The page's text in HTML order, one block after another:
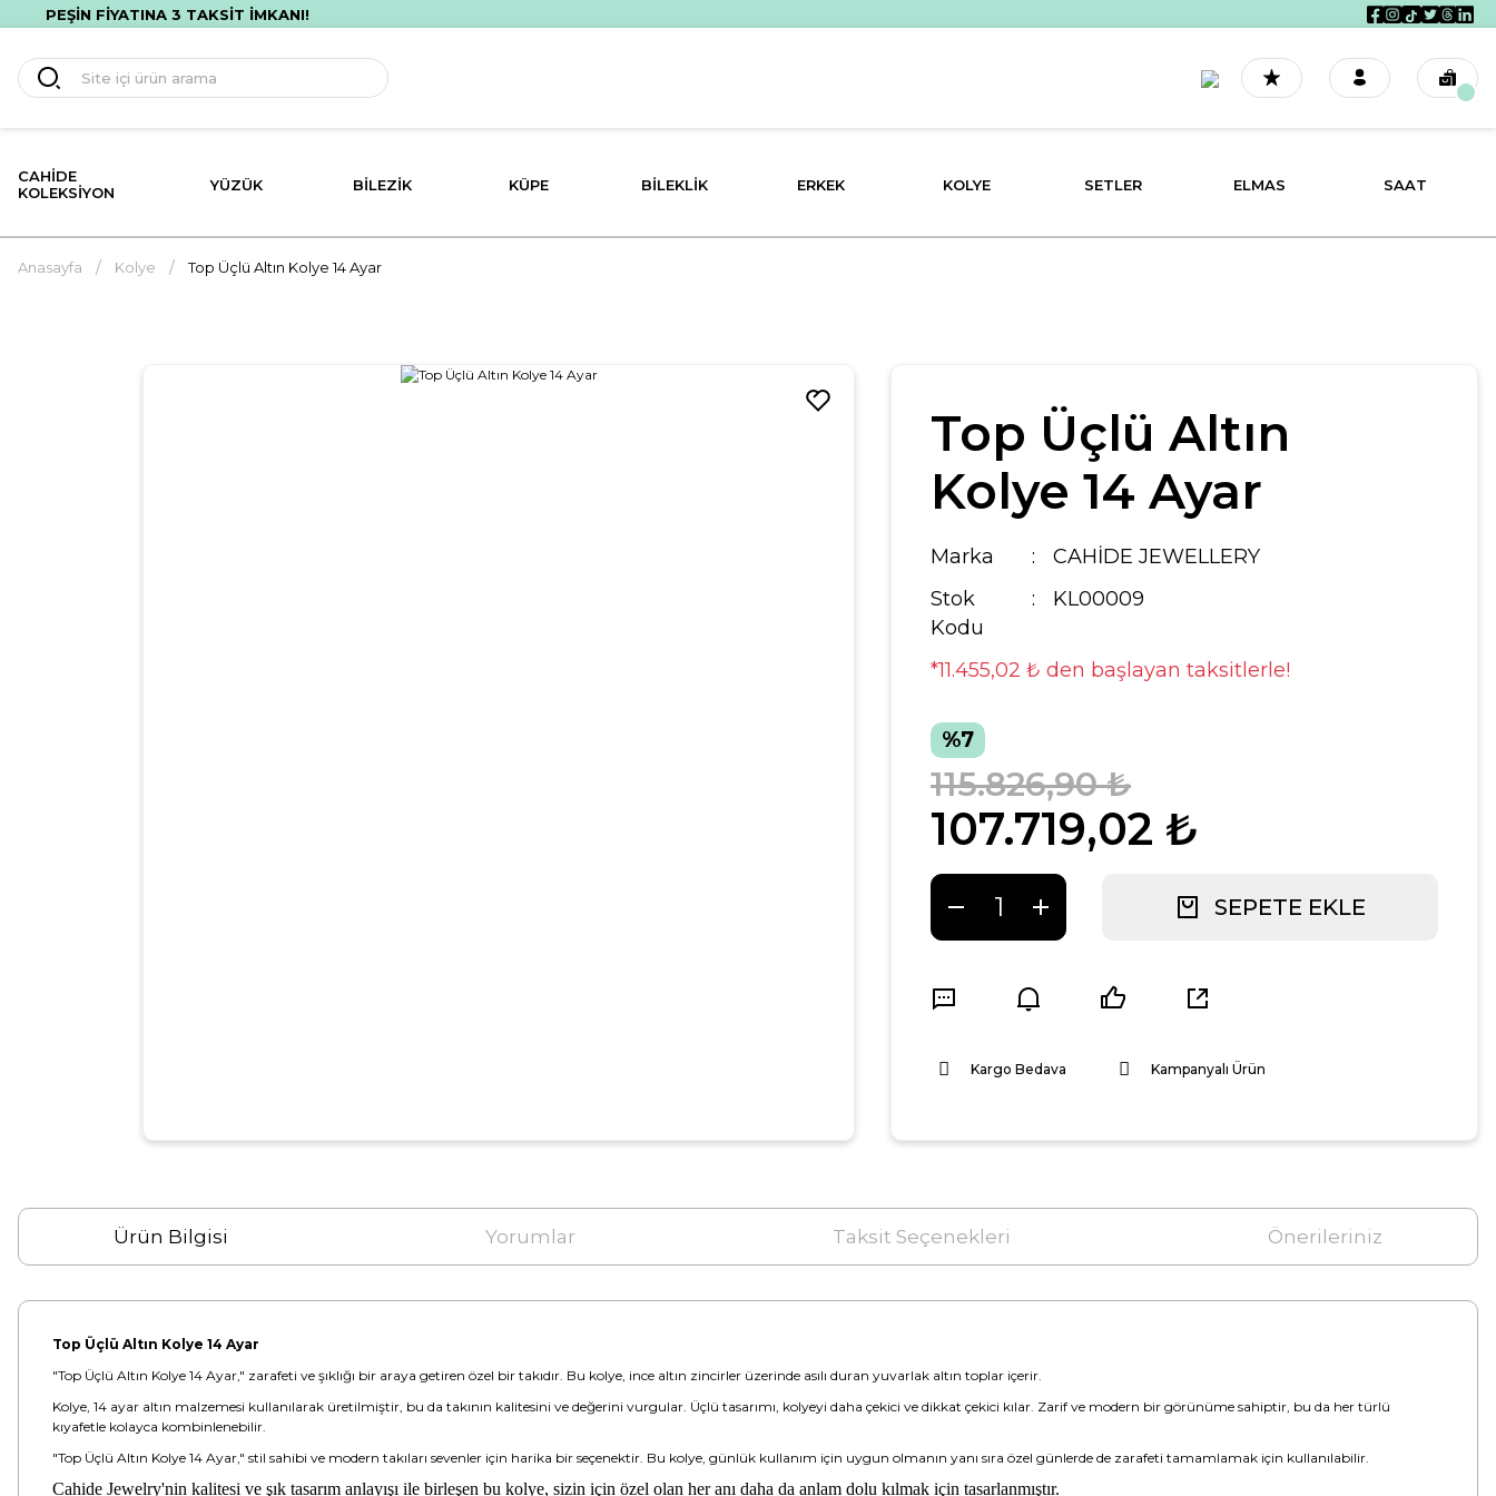
HIZLI TESLİMAT! İLK ALIŞVERİŞİNE ÖZEL %10 İNDİRİM!
CAHIDE
KOLEKSIYON
YÜZÜK BILEZIK KÜPE BILEKLIK ERKEK KOLYE SETLER ELMAS SAAT
Anasayfa Kolye Top Üçlü Altın Kolye 14 Ayar
Top Üçlü Altın
Kolye 14 Ayar
Marka
CAHİDE JEWELLERY
Stok
Kodu
KL00009
*11.455,02 ₺ den başlayan taksitlerle!
%7
107.719,02 ₺
115.826,90 ₺
SEPETE EKLE
Kargo Bedava Kampanyalı Ürün
Ürün Bilgisi Yorumlar Taksit Seçenekleri Önerileriniz
Top Üçlü Altın Kolye 14 Ayar
"Top Üçlü Altın Kolye 14 Ayar," zarafeti ve şıklığı bir araya getiren özel bir takıdır. Bu kolye, ince altın zincirler üzerinde asılı duran yuvarlak altın toplar içerir.
Kolye, 14 ayar altın malzemesi kullanılarak üretilmiştir, bu da takının kalitesini ve değerini vurgular. Üçlü tasarımı, kolyeyi daha çekici ve dikkat çekici kılar. Zarif ve modern bir görünüme sahiptir, bu da her türlü
kıyafetle kolayca kombinlenebilir.
"Top Üçlü Altın Kolye 14 Ayar," stil sahibi ve modern takıları sevenler için harika bir seçenektir. Bu kolye, günlük kullanım için uygun olmanın yanı sıra özel günlerde de zarafeti tamamlamak için kullanılabilir.
Cahide Jewelry'nin kalitesi ve şık tasarım anlayışı ile birleşen bu kolye, sizin için özel olan her anı daha da anlam dolu kılmak için tasarlanmıştır.